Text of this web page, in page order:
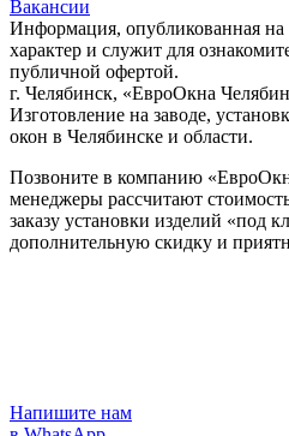
Вакансии
Информация, опубликованная
характер и служит для
публичной офертой.
г. Челябинск, «ЕвроОкна
Изготовление на заводе,
окон в Челябинске и области.
Позвоните в компанию
менеджеры рассчитают
заказу установки изделий «под
дополнительную скидку и
Напишите нам